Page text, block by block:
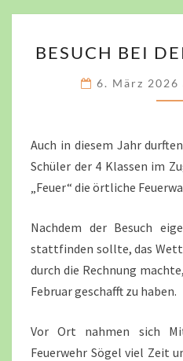
BESUCH BEI
6. März 2026
Auch in diesem Jahr
Schüler der 4 Klassen im
„Feuer“ die örtliche
Nachdem der Besuch
stattfinden sollte, das
durch die Rechnung
Februar geschafft zu haben.
Vor Ort nahmen sich
Feuerwehr Sögel viel Zeit